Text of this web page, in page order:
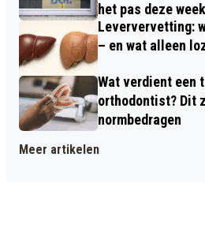
het pas deze week
Leververvetting:
– en wat alleen
Wat verdient een
orthodontist? Dit
normbedragen
Meer artikelen